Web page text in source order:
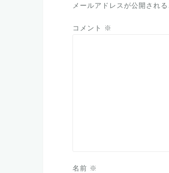
メールアドレスが公開される
コメント ※
名前 ※